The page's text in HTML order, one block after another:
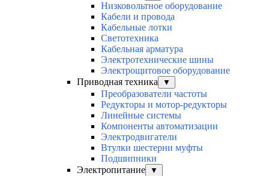
Низковольтное оборудование
Кабели и провода
Кабельные лотки
Светотехника
Кабельная арматура
Электротехнические шины
Электрощитовое оборудование
Приводная техника
▼
Преобразователи частоты
Редукторы и мотор-редукторы
Линейные системы
Компоненты автоматизации
Электродвигатели
Втулки шестерни муфты
Подшипники
Электропитание
▼